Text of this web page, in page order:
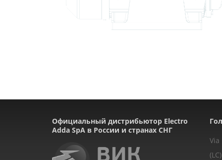
Официальный дистрибьютор Electro
Adda SpA в России и странах СНГ
Via